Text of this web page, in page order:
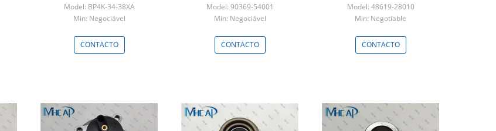
30666530 1223835
Model: BP4K-34-38XA
Min: Negociável
CONTACTO
Model: 90369-54001
Min: Negociável
CONTACTO
28010
Model: 48619-28010
Min: Negotiable
CONTACTO